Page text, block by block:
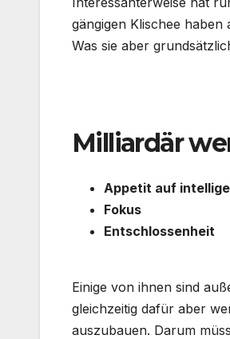
gängigen Klischee
Was sie aber
Milliardär
Appetit auf
Fokus
Entschlossenheit
Einige von ihnen sind
gleichzeitig dafür aber
auszubauen. Darum